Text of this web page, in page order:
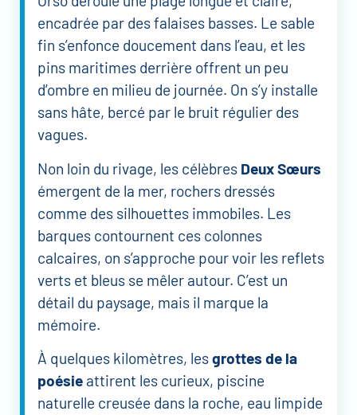
encadrée par des falaises basses. Le sable
fin s’enfonce doucement dans l’eau, et les
pins maritimes derrière offrent un peu
d’ombre en milieu de journée. On s’y installe
sans hâte, bercé par le bruit régulier des
vagues.
Non loin du rivage, les célèbres Deux Sœurs
émergent de la mer, rochers dressés
comme des silhouettes immobiles. Les
barques contournent ces colonnes
calcaires, on s’approche pour voir les reflets
verts et bleus se mêler autour. C’est un
détail du paysage, mais il marque la
mémoire.
À quelques kilomètres, lesgrottes de la
poésie attirent les curieux, piscine
naturelle creusée dans la roche, eau limpide